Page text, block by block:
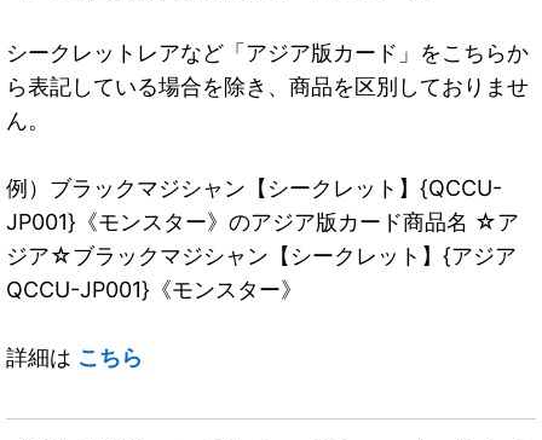
シークレットレアなど「アジア版カード」をこちらか
ら表記している場合を除き、商品を区別しておりませ
ん。
例）ブラックマジシャン【シークレット】{QCCU-
JP001}《モンスター》のアジア版カード商品名 ☆ア
ジア☆ブラックマジシャン【シークレット】{アジア
QCCU-JP001}《モンスター》
詳細は こちら